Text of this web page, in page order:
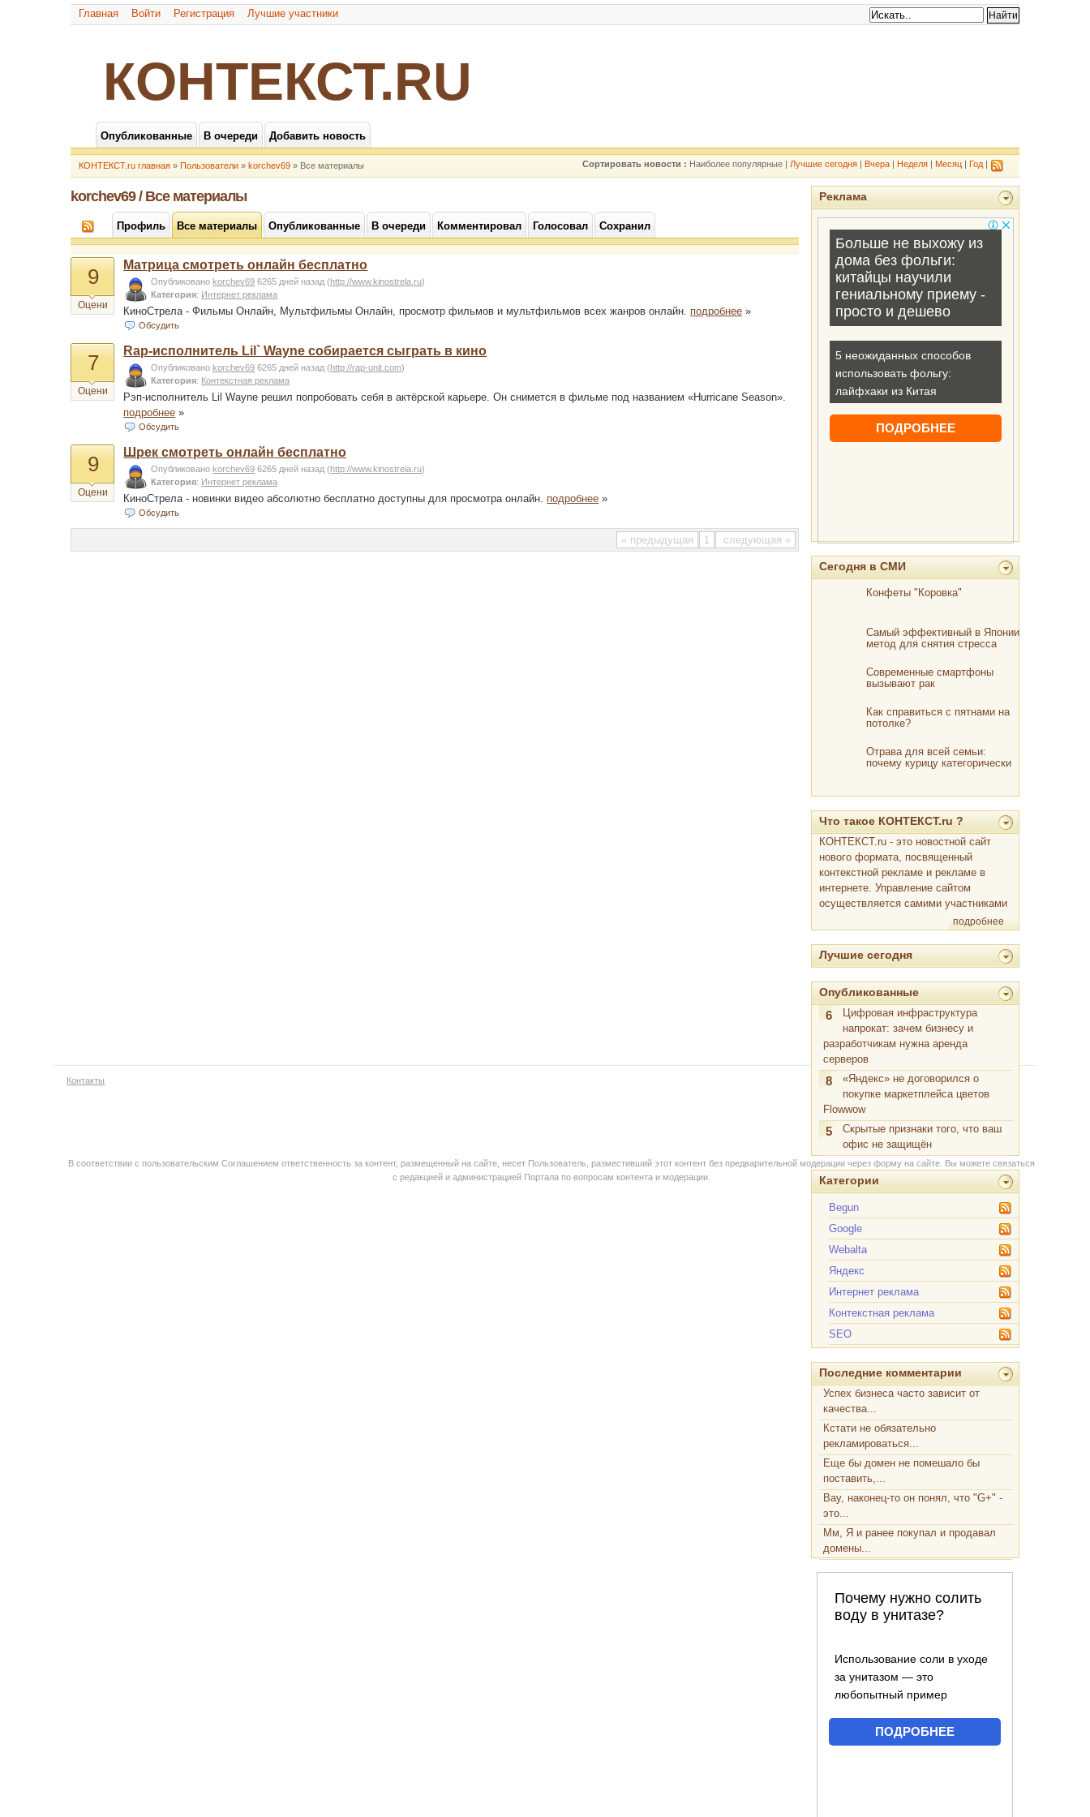
Главная Войти Регистрация Лучшие участники
КОНТЕКСТ.RU
Опубликованные В очереди Добавить новость
КОНТЕКСТ.ru главная »Пользователи »korchev69 » Все материалы Сортировать новости : Наиболее популярные | Лучшие сегодня| Вчера| Неделя| Месяц| Год|
korchev69 / Все материалы
Профиль Все материалы Опубликованные В очереди Комментировал Голосовал Сохранил
9
Оцени
Матрица смотреть онлайн бесплатно
Опубликовано korchev69 6265 дней назад( http://www.kinostrela.ru)
Категория: Интернет реклама
КиноСтрела - Фильмы Онлайн, Мультфильмы Онлайн, просмотр фильмов и мультфильмов всех жанров онлайн. подробнее »
Обсудить
7
Оцени
Rap-исполнитель Lil` Wayne собирается сыграть в кино
Опубликовано korchev69 6265 дней назад( http://rap-unit.com)
Категория: Контекстная реклама
Рэп-исполнитель Lil Wayne решил попробовать себя в актёрской карьере. Он снимется в фильме под названием «Hurricane Season».
подробнее »
Обсудить
9
Оцени
Шрек смотреть онлайн бесплатно
Опубликовано korchev69 6265 дней назад( http://www.kinostrela.ru)
Категория: Интернет реклама
КиноСтрела - новинки видео абсолютно бесплатно доступны для просмотра онлайн. подробнее »
Обсудить
« предыдущая 1 следующая »
Реклама
Сегодня в СМИ
Конфеты "Коровка"
Самый эффективный в Японии
метод для снятия стресса
Современные смартфоны
вызывают рак
Как справиться с пятнами на
потолке?
Отрава для всей семьи:
почему курицу категорически
Что такое КОНТЕКСТ.ru ?
КОНТЕКСТ.ru - это новостной сайт
нового формата, посвященный
контекстной рекламе и рекламе в
интернете. Управление сайтом
осуществляется самими участниками
подробнее
Лучшие сегодня
Опубликованные
6
Цифровая инфраструктура
напрокат: зачем бизнесу и
разработчикам нужна аренда
серверов
8
«Яндекс» не договорился о
покупке маркетплейса цветов
Flowwow
5
Скрытые признаки того, что ваш
офис не защищён
Категории
Begun
Google
Webalta
Яндекс
Интернет реклама
Контекстная реклама
SEO
Последние комментарии
Успех бизнеса часто зависит от
качества...
Кстати не обязательно
рекламироваться...
Еще бы домен не помешало бы
поставить,...
Вау, наконец-то он понял, что "G+" -
это...
Мм, Я и ранее покупал и продавал
домены...
Контакты
В соответствии с пользовательским Соглашением ответственность за контент, размещенный на сайте, несет Пользователь, разместивший этот контент без предварительной модерации через форму на сайте. Вы можете связаться
с редакцией и администрацией Портала по вопросам контента и модерации.